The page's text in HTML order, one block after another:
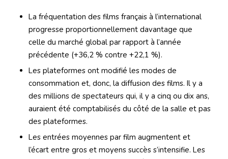
La fréquentation des films français à l’international
progresse proportionnellement davantage que
celle du marché global par rapport à l’année
précédente (+36,2 % contre +22,1 %).
Les plateformes ont modifié les modes de
consommation et, donc, la diffusion des films. Il y a
des millions de spectateurs qui, il y a cinq ou dix ans,
auraient été comptabilisés du côté de la salle et pas
des plateformes.
Les entrées moyennes par film augmentent et
l’écart entre gros et moyens succès s’intensifie. Les